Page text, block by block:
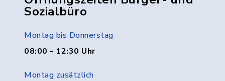
Sozialbüro
Montag bis Donnerstag
08:00 - 12:30 Uhr
Montag zusätzlich